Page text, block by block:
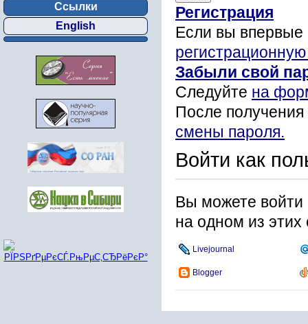
Ссылки
English
Регистрация
Если вы впервые
Забыли свой
Следуйте на
После
смены пароля.
Войти как
Вы можете войти
на одном из этих
Livejournal
Blogger